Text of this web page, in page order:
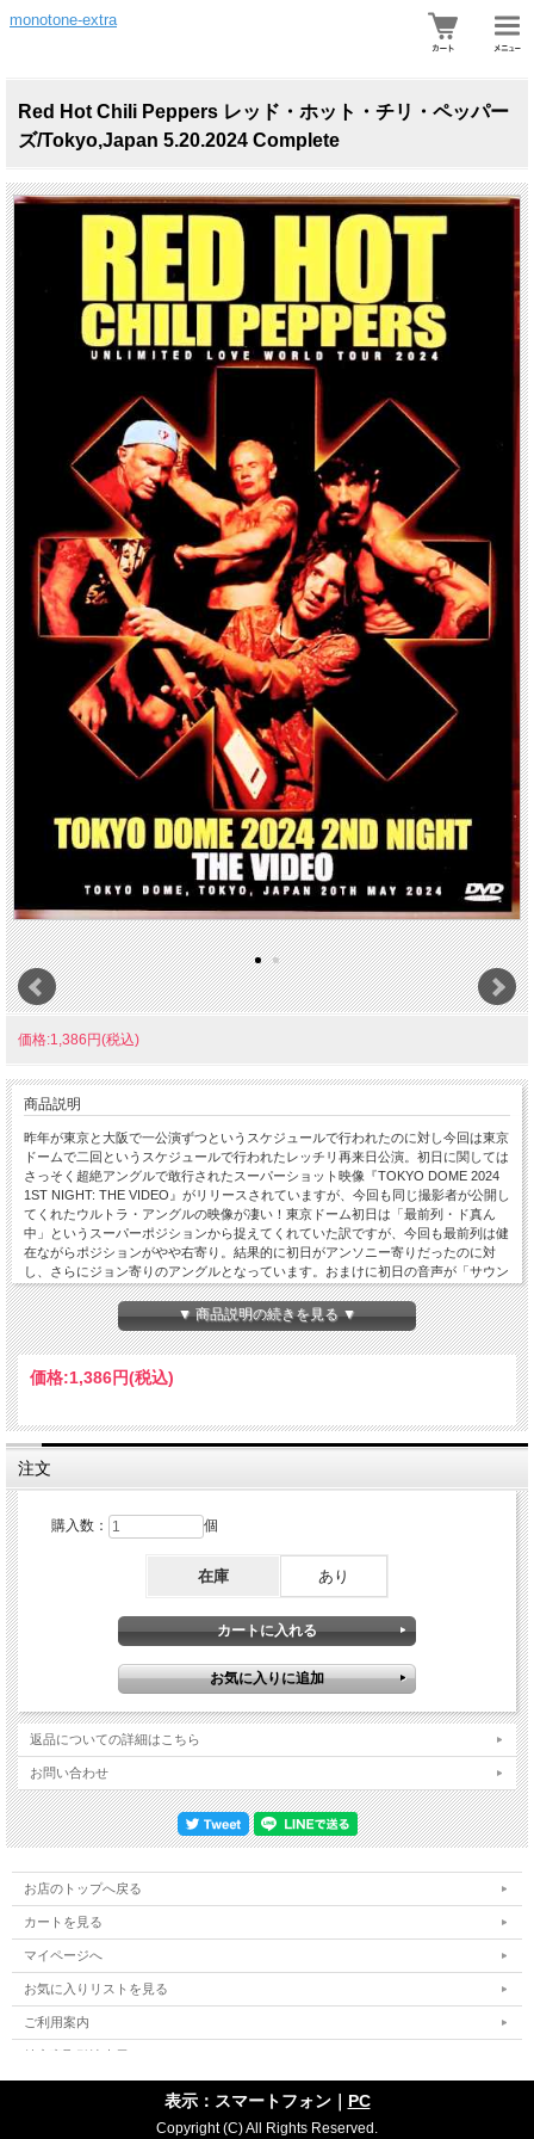
monotone-extra
Red Hot Chili Peppers レッド・ホット・チリ・ペッパー
ズ/Tokyo,Japan 5.20.2024 Complete
価格:1,386円(税込)
商品説明
昨年が東京と大阪で一公演ずつというスケジュールで行われたのに対し今回は東京
ドームで二回というスケジュールで行われたレッチリ再来日公演。初日に関しては
さっそく超絶アングルで敢行されたスーパーショット映像『TOKYO DOME 2024
1ST NIGHT: THE VIDEO』がリリースされていますが、今回も同じ撮影者が公開し
てくれたウルトラ・アングルの映像が凄い！東京ドーム初日は「最前列・ド真ん
中」というスーパーポジションから捉えてくれていた訳ですが、今回も最前列は健
在ながらポジションがやや右寄り。結果的に初日がアンソニー寄りだったのに対
し、さらにジョン寄りのアングルとなっています。おまけに初日の音声が「サウン
ドボード級の異次元クオリティ」だったのに対し、今回は特にライブ前半でジョン
のギターの音が大きいド迫力なバランスが圧巻。その圧倒的な音圧もまた掛け値な
しに「サウンドボード級」。彼のギター・プレイの抑揚が手に取るように解ってし
まうほど。早いものでジョンのバンド復帰からも五年近い歳月が流れましたが、こ
うして超絶ショットが捉えてくれた彼の姿は正にバンドの鳴らすサウンドの要たる
存在感が浮き彫りに。この素晴らしい映像を見れば一目瞭然なのですが、常にジョ
にはアンソニーも加わって進行を論議したかと思えばチャドに目配せしたりと、結
成されて40年も経ったバンドとは思えないほどメンバー間の親密な雰囲気の中でシ
ョーが進む様子までも最高のアングルで捉えてくれています。そして蓋を開けてみ
れば初日とは10曲も入れ替わるという驚愕のセットリスト。何と言っても衝撃だっ
「Can’t Stop」から始まるかと思いきや、代わりに「Around The World」で幕を開
けたのだから驚き。実際X（＝ツイッター）上に「Around The World」がトレンド
入りしてしまうほどファンの間には驚きの声が溢れましたが、そこからが変化の連
続。そのせいで「初日だろ」や「二日目最高」挙句の果てには「両方見た人の勝
ち」といった声が飛び交いましたが、それもこれもあまりに大きな変化がセトリに
現れたからこそ。そんなレパートリーに対しギターをこまめに変えて対応するジョ
ンの姿を最高のアングルで捉えてくれているのが今回の映像の圧倒的な素晴らし
動画が溢れていますが、その卓越したアングルと抜群の安定度は他の追随を許さな
い。まるで飽きのこない最高の映像にはテレキャスにストラト、さらに
「Californication」ではホワイト・ファルコンを持ち出して曲を彩るジョンのギタ
一曲目のクラシック「Under The Bridge」。レッチリのアンセムをジョンが弾き始
める場面も最高のアングルと音質で捉えてくれている。結果的に初日と比べて右寄
りとなったポジションが現在のギター・ヒーローの一人であるジョン・フルシアン
テの圧倒的な存在感を捉えた圧巻の映像となっています。そしてアンコールの合間
では客席がスクリーンに映し出されて最高に盛り上がった一連の流れまでもしっか
り記録していて、あの熱狂が見事に再現されます。当日参戦した人にとって最高の
きのドキュメントとなること請け合い。Tokyo Dome, Tokyo, Japan 20th May 2024
California 5. The Zephyr Song 6. Here Ever After 7. Snow ((Hey Oh)) 8. Eddie 9.
Hard To Concentrate 10. I Like Dirt 11. Parallel Universe 12. O Tokyo Dome 13.
Reach Out 14. Suck My Kiss 15. Flea & John Intro 16. Californication 17. Black
Summer 18. By The Way 19. Under The Bridge 20. Give It Away Anthony Kiedis -
vocals Flea - bass Chad Smith - drums John Frusciante - guitar Chris Warren -
keyboards, percussion COLOUR NTSC Approx.99min.
▼ 商品説明の続きを見る ▼
価格:1,386円(税込)
注文
購入数： 個
在庫 あり
返品についての詳細はこちら
お問い合わせ
お店のトップへ戻る
カートを見る
マイページへ
お気に入りリストを見る
ご利用案内
特定商取引法表示
表示：スマートフォン｜ PC
Copyright (C) All Rights Reserved.